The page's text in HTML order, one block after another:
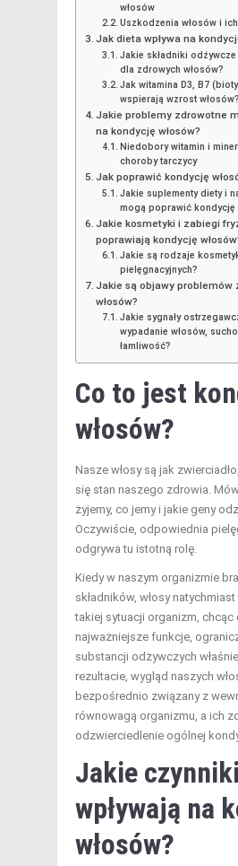
włosów
Uszkodzenia włosów i
Jak dieta wpływa na
Jakie składniki
dla zdrowych włosów?
Jak witamina D3, B7
wspierają wzrost włosów?
Jakie problemy zdrowotne
na kondycję włosów?
Niedobory witamin i
choroby tarczycy
Jak poprawić kondycję
Jakie suplementy diety i
mogą poprawić kondycję
Jakie kosmetyki i zabiegi
poprawiają kondycję
Jakie są rodzaje
pielęgnacyjnych?
Jakie są objawy problemów
włosów?
Jakie sygnały
wypadanie włosów,
łamliwość?
Co to jest
włosów?
Nasze włosy są jak
się stan naszego zdrowia.
żyjemy, co jemy i jakie geny
Oczywiście, odpowiednia
odgrywa tu istotną rolę.
Kiedy w naszym organizmie
składników, włosy
takiej sytuacji organizm, chcąc
najważniejsze funkcje,
substancji odżywczych
rezultacie, wygląd naszych
bezpośrednio związany z
równowagą organizmu, a ich
odzwierciedlenie ogólnej
Jakie czynniki
wpływają na
włosów?